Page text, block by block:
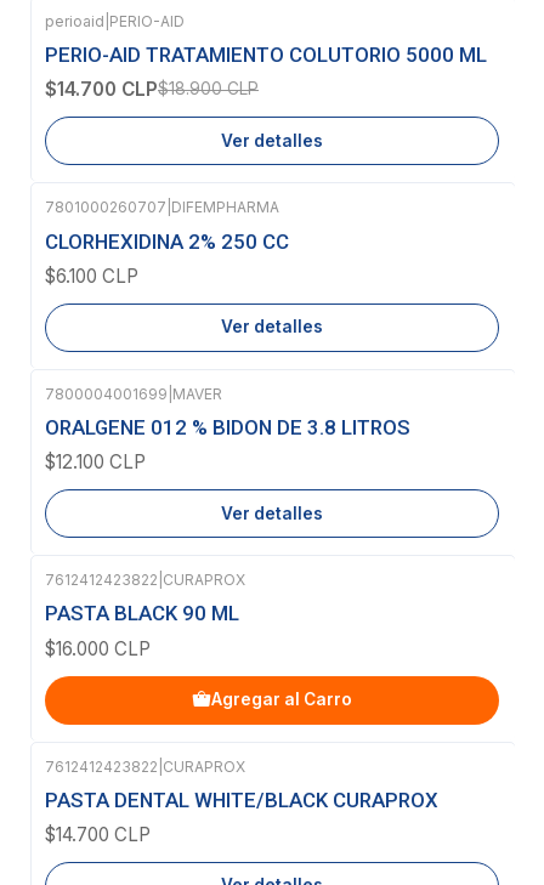
-22% OFF
Agotado
perioaid PERIO-AID
PERIO-AID TRATAMIENTO COLUTORIO 5000 ML
$14.700 CLP$18.900 CLP
Ver detalles
Agotado
7801000260707 DIFEMPHARMA
CLORHEXIDINA 2% 250 CC
$6.100 CLP
Ver detalles
Agotado
7800004001699 MAVER
ORALGENE 012 % BIDON DE 3.8 LITROS
$12.100 CLP
Ver detalles
7612412423822 CURAPROX
PASTA BLACK 90 ML
$16.000 CLP
Agregar al Carro
Agotado
7612412423822 CURAPROX
PASTA DENTAL WHITE/BLACK CURAPROX
$14.700 CLP